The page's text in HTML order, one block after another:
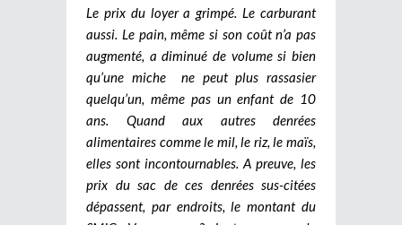
Le prix du loyer a grimpé. Le carburant
aussi. Le pain, même si son coût n’a pas
augmenté, a diminué de volume si bien
qu’une miche ne peut plus rassasier
quelqu’un, même pas un enfant de 10
ans. Quand aux autres denrées
alimentaires comme le mil, le riz, le maïs,
elles sont incontournables. A preuve, les
prix du sac de ces denrées sus-citées
dépassent, par endroits, le montant du